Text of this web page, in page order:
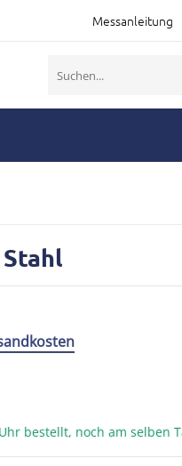
Messanleitung
nach:
bestellt, noch am selben